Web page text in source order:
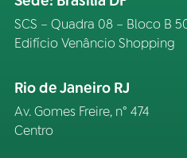
SCS – Quadra 08 – Bloco B
Edifício Venâncio Shopping
Rio de Janeiro RJ
Av. Gomes Freire, n° 474
Centro